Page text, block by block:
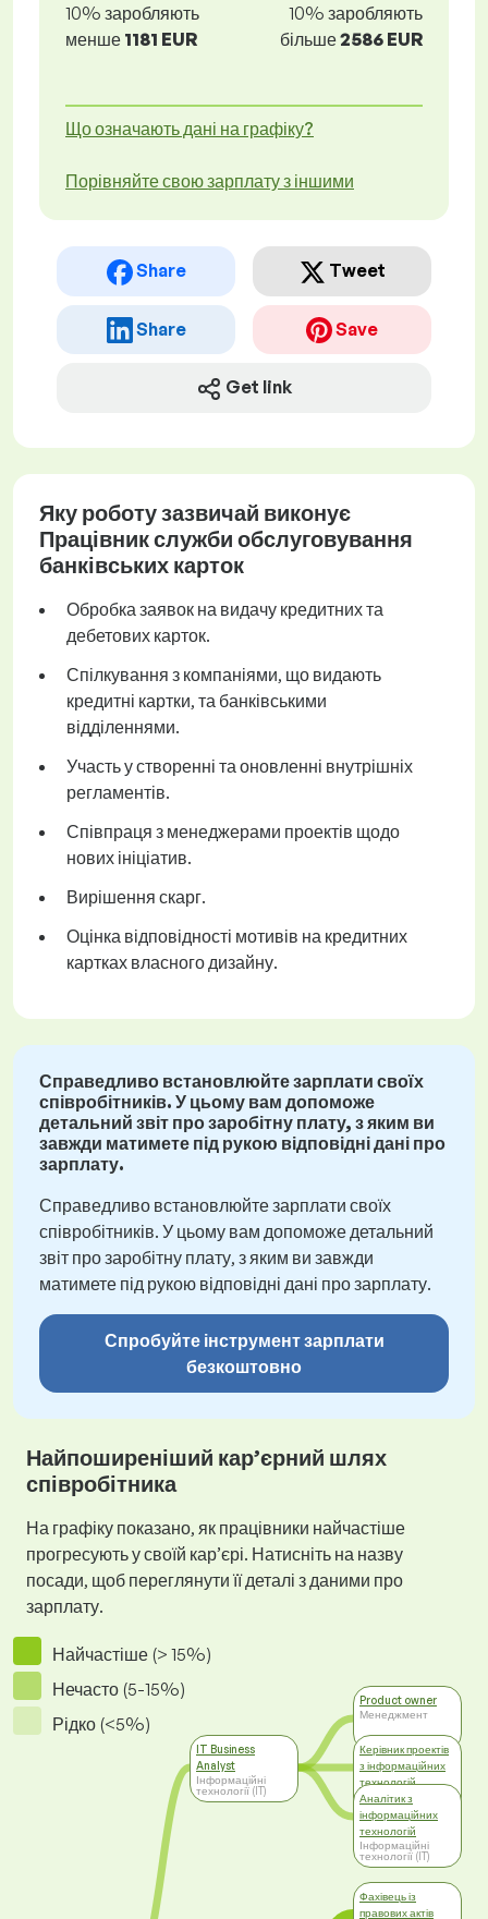
10% заробляють
менше 1181 EUR
10% заробляють
більше2586 EUR
Що означають дані на графіку?
Порівняйте свою зарплату з іншими
Share Tweet
Share Save
Get link
Яку роботу зазвичай виконує
Працівник служби обслуговування
банківських карток
Обробка заявок на видачу кредитних та
дебетових карток.
Спілкування з компаніями, що видають
кредитні картки, та банківськими
відділеннями.
Участь у створенні та оновленні внутрішніх
регламентів.
Співпраця з менеджерами проектів щодо
нових ініціатив.
Вирішення скарг.
Оцінка відповідності мотивів на кредитних
картках власного дизайну.
Справедливо встановлюйте зарплати своїх
співробітників. У цьому вам допоможе
детальний звіт про заробітну плату, з яким ви
завжди матимете під рукою відповідні дані про
зарплату.
Справедливо встановлюйте зарплати своїх
співробітників. У цьому вам допоможе детальний
звіт про заробітну плату, з яким ви завжди
матимете під рукою відповідні дані про зарплату.
Спробуйте інструмент зарплати
безкоштовно
Найпоширеніший кар’єрний шлях
співробітника
На графіку показано, як працівники найчастіше
прогресують у своїй кар’єрі. Натисніть на назву
посади, щоб переглянути її деталі з даними про
зарплату.
Найчастіше (> 15%)
Нечасто (5-15%)
Рідко (<5%)
IT Business
Analyst
Інформаційні
технології (IT)
Product owner
Менеджмент
Керівник проектів
з інформаційних
технологій
Інформаційні
технології (IT)
Аналітик з
інформаційних
технологій
Інформаційні
технології (IT)
Фахівець із
правових актів